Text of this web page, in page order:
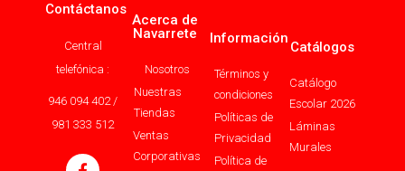
Contáctanos
Central
telefónica :
946 094 402 /
981 333 512
Acerca de
Navarrete
Nosotros
Nuestras
Tiendas
Ventas
Corporativas
Información
Términos y
condiciones
Políticas de
Privacidad
Política de
Catálogos
Catálogo
Escolar 2026
Láminas
Murales